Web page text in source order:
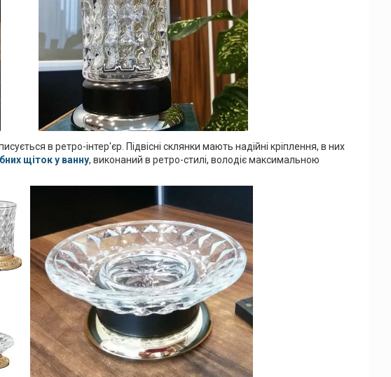
в ретро-інтер'єр. Підвісні склянки мають надійні кріплення, в них
щіток у ванну, виконаний в ретро-стилі, володіє максимальною